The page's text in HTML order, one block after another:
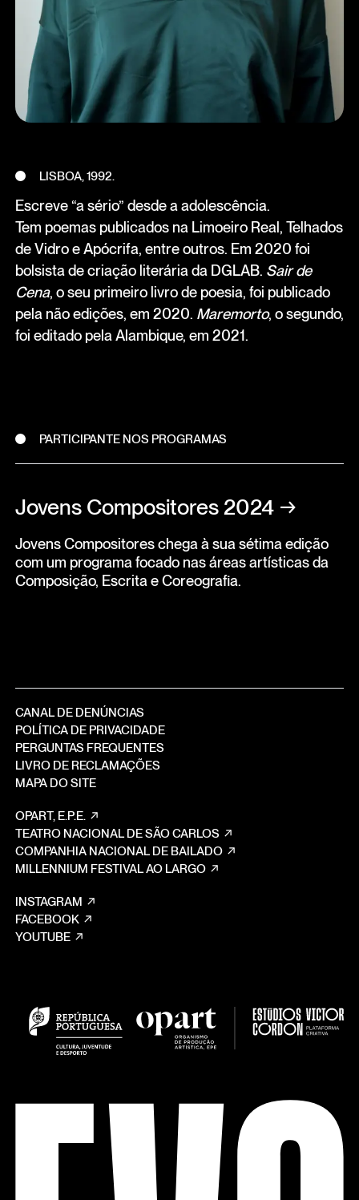
LISBOA, 1992.
Escreve “a sério” desde a adolescência.
Tem poemas publicados na Limoeiro Real, Telhados
de Vidro e Apócrifa, entre outros. Em 2020 foi
bolsista de criação literária da DGLAB. Sair de
Cena, o seu primeiro livro de poesia, foi publicado
pela não edições, em 2020. Maremorto, o segundo,
foi editado pela Alambique, em 2021.
PARTICIPANTE NOS PROGRAMAS
Jovens Compositores 2024 →
Jovens Compositores chega à sua sétima edição
com um programa focado nas áreas artísticas da
Composição, Escrita e Coreografia.
CANAL DE DENÚNCIAS
POLÍTICA DE PRIVACIDADE
PERGUNTAS FREQUENTES
LIVRO DE RECLAMAÇÕES
MAPA DO SITE
OPART, E.P.E.
TEATRO NACIONAL DE SÃO CARLOS
COMPANHIA NACIONAL DE BAILADO
MILLENNIUM FESTIVAL AO LARGO
INSTAGRAM
FACEBOOK
YOUTUBE